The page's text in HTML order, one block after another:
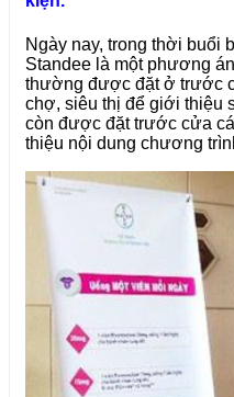
Ngày nay, trong thời buổi
Standee là một phương
thường được đặt ở trước
chợ, siêu thị để giới thiệu
còn được đặt trước cửa
thiệu nội dung chương